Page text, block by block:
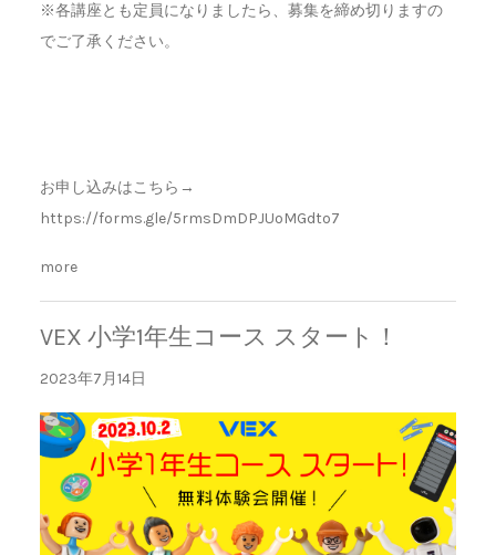
※各講座とも定員になりましたら、募集を締め切りますの
でご了承ください。
お申し込みはこちら→
https://forms.gle/5rmsDmDPJUoMGdto7
more
VEX 小学1年生コース スタート！
2023年7月14日